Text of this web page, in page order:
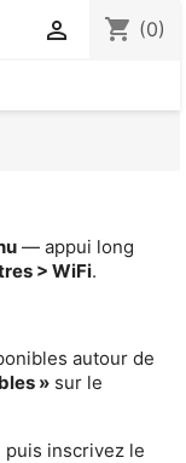
shopping_cart (0)

— appui long
> WiFi.
autour de
» sur le
puis inscrivez le